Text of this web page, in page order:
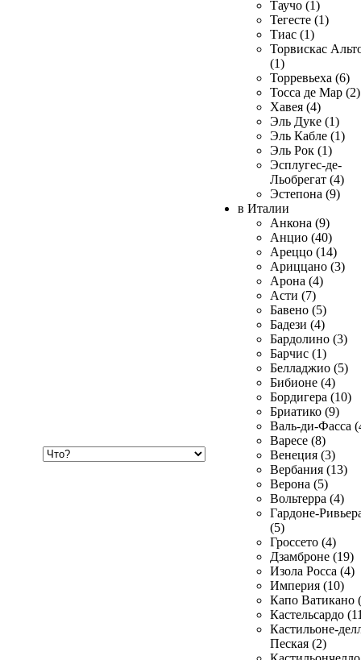
Таучо (1)
Тегесте (1)
Тиас (1)
Торвискас
(1)
Торревьеха (6)
Тосса де Мар (2)
Хавея (4)
Эль Дуке (1)
Эль Кабле (1)
Эль Рок (1)
Эсплугес-де-
Льобрегат (4)
Эстепона (9)
в Италии
Анкона (9)
Анцио (40)
Ареццо (14)
Ариццано (3)
Арона (4)
Асти (7)
Бавено (5)
Бадези (4)
Бардолино (3)
Барчис (1)
Белладжио (5)
Бибионе (4)
Бордигера (10)
Бриатико (9)
Валь-ди-Фасса
Варесе (8)
Венеция (3)
Вербания (13)
Верона (5)
Вольтерра (4)
Гардоне-
(5)
Гроссето (4)
Дзамброне (19)
Изола Росса (4)
Империя (10)
Капо Ватикано
Кастельсардо
Кастильоне-
Пеская (2)